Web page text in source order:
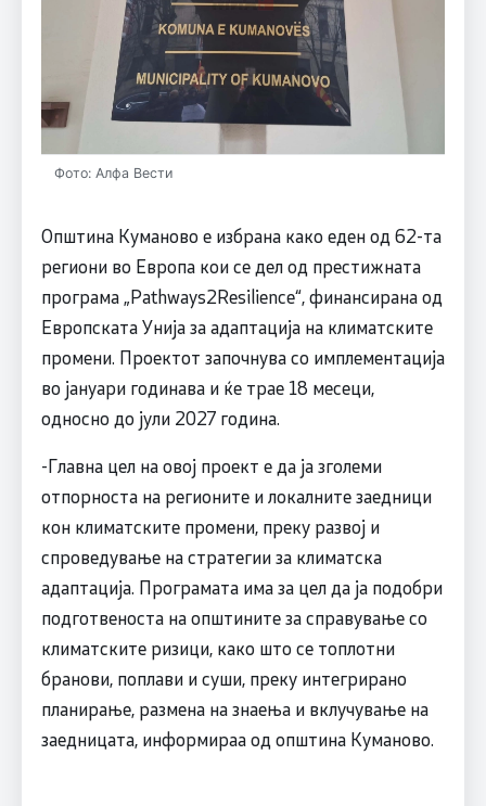
Фото: Алфа Вести
Општина Куманово е избрана како еден од 62-та
региони во Европа кои се дел од престижната
програма „Pathways2Resilience“, финансирана од
Европската Унија за адаптација на климатските
промени. Проектот започнува со имплементација
во јануари годинава и ќе трае 18 месеци,
односно до јули 2027 година.
-Главна цел на овој проект е да ја зголеми
отпорноста на регионите и локалните заедници
кон климатските промени, преку развој и
спроведување на стратегии за климатска
адаптација. Програмата има за цел да ја подобри
подготвеноста на општините за справување со
климатските ризици, како што се топлотни
бранови, поплави и суши, преку интегрирано
планирање, размена на знаења и вклучување на
заедницата, информираа од општина Куманово.